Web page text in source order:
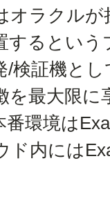
オラクル
するとい
検証機と
を最大限
環境は
ド内には